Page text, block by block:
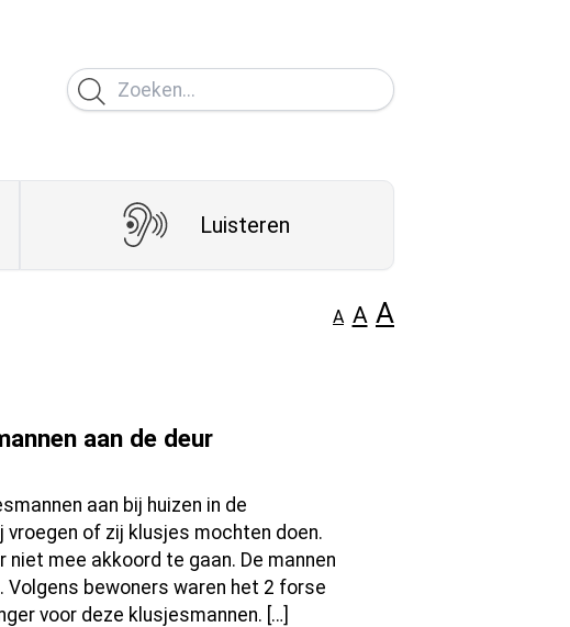
Luisteren
A A A
aan de deur
aan bij huizen in de
of zij klusjes mochten doen.
mee akkoord te gaan. De mannen
bewoners waren het 2 forse
voor deze klusjesmannen. […]